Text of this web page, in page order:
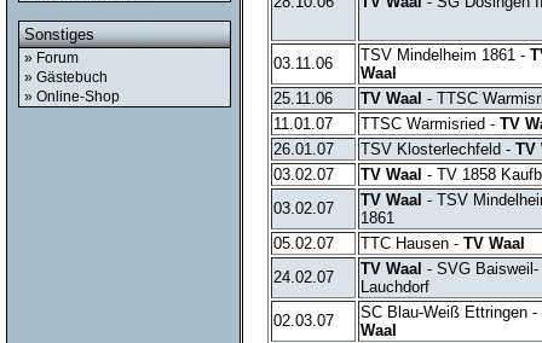
Sonstiges
» Forum
» Gästebuch
» Online-Shop
03.11.06 TSV Mindelheim 1861 -
Waal
25.11.06
TV Waal - TTSC
11.01.07
TTSC Warmisried - TV
26.01.07
TSV Klosterlechfeld - TV
03.02.07
TV Waal - TV 1858
03.02.07
TV Waal - TSV
1861
05.02.07
TTC Hausen - TV Waal
24.02.07
TV Waal - SVG Baisweil-
Lauchdorf
02.03.07
SC Blau-Weiß Ettringen -
Waal